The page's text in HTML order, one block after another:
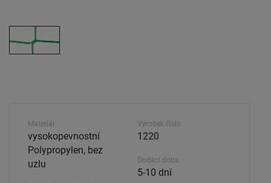
Materiál
vysokopevnostní
Polypropylen, bez
uzlu
Výrobek číslo
1220
Dodací doba.
5-10 dní